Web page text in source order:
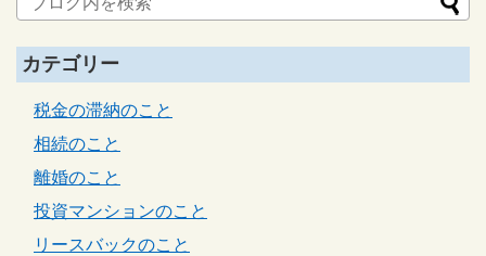
カテゴリー
税金の滞納のこと
相続のこと
離婚のこと
投資マンションのこと
リースバックのこと